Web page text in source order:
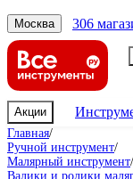
Москва 306
Акции
Главная/
Ручной инструмент/
Малярный инструмент/
Валики и ролики